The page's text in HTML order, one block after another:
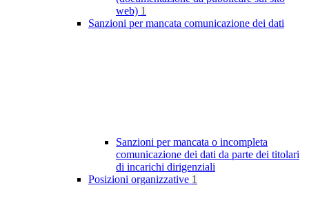
web) 1
Sanzioni per mancata comunicazione dei dati
Sanzioni per mancata o incompleta
comunicazione dei dati da parte dei titolari
di incarichi dirigenziali
Posizioni organizzative 1